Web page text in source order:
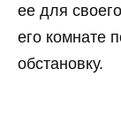
ее для
его комнате
обстановку.